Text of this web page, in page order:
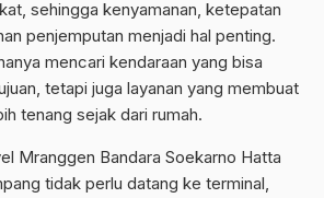
sehingga kenyamanan, ketepatan
penjemputan menjadi hal penting.
mencari kendaraan yang bisa
tetapi juga layanan yang membuat
tenang sejak dari rumah.
Mranggen Bandara Soekarno Hatta
tidak perlu datang ke terminal,